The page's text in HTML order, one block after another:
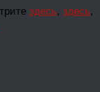
здесь, здесь,